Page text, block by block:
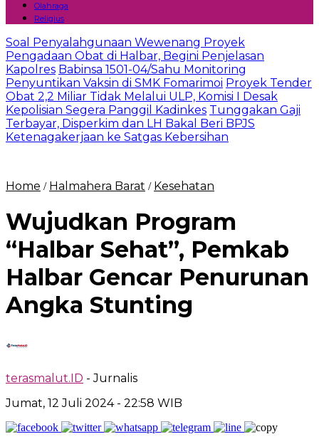
Olahraga
Religius
Soal Penyalahgunaan Wewenang Proyek
Pengadaan Obat di Halbar, Begini Penjelasan
Kapolres Babinsa 1501-04/Sahu Monitoring
Penyuntikan Vaksin di SMK Fomarimoi Proyek Tender
Obat 2,2 Miliar Tidak Melalui ULP, Komisi I Desak
Kepolisian Segera Panggil Kadinkes Tunggakan Gaji
Terbayar, Disperkim dan LH Bakal Beri BPJS
Ketenagakerjaan ke Satgas Kebersihan
Home / Halmahera Barat / Kesehatan
Wujudkan Program
“Halbar Sehat”, Pemkab
Halbar Gencar Penurunan
Angka Stunting
terasmalut.ID - Jurnalis
Jumat, 12 Juli 2024 - 22:58 WIB